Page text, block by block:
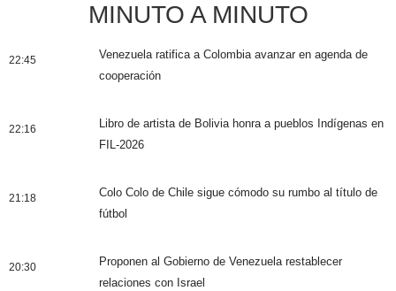
MINUTO A MINUTO
22:45
Venezuela ratifica a Colombia avanzar en agenda de
cooperación
22:16
Libro de artista de Bolivia honra a pueblos Indígenas en
FIL-2026
21:18
Colo Colo de Chile sigue cómodo su rumbo al título de
fútbol
20:30
Proponen al Gobierno de Venezuela restablecer
relaciones con Israel